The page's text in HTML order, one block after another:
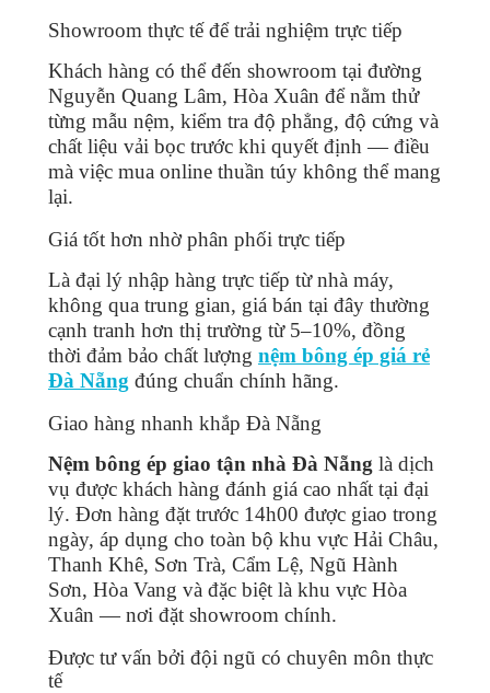
Showroom thực tế để trải nghiệm trực tiếp
Khách hàng có thể đến showroom tại đường
Nguyễn Quang Lâm, Hòa Xuân để nằm thử
từng mẫu nệm, kiểm tra độ phẳng, độ cứng và
chất liệu vải bọc trước khi quyết định — điều
mà việc mua online thuần túy không thể mang
lại.
Giá tốt hơn nhờ phân phối trực tiếp
Là đại lý nhập hàng trực tiếp từ nhà máy,
không qua trung gian, giá bán tại đây thường
cạnh tranh hơn thị trường từ 5–10%, đồng
thời đảm bảo chất lượng nệm bông ép giá rẻ
Đà Nẵng đúng chuẩn chính hãng.
Giao hàng nhanh khắp Đà Nẵng
Nệm bông ép giao tận nhà Đà Nẵng là dịch
vụ được khách hàng đánh giá cao nhất tại đại
lý. Đơn hàng đặt trước 14h00 được giao trong
ngày, áp dụng cho toàn bộ khu vực Hải Châu,
Thanh Khê, Sơn Trà, Cẩm Lệ, Ngũ Hành
Sơn, Hòa Vang và đặc biệt là khu vực Hòa
Xuân — nơi đặt showroom chính.
Được tư vấn bởi đội ngũ có chuyên môn thực
tế